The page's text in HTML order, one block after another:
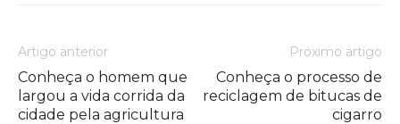
Artigo anterior
Conheça o homem que
largou a vida corrida da
cidade pela agricultura
Próximo artigo
Conheça o processo de
reciclagem de bitucas de
cigarro